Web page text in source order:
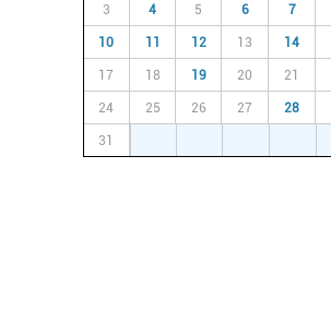
3 4 5 6 7
10 11 12 13 14
17 18 19 20 21
24 25 26 27 28
31